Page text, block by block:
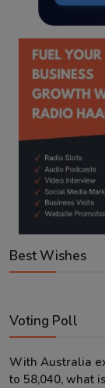
Best Wishes
Voting Poll
With Australia
to 58,040, what